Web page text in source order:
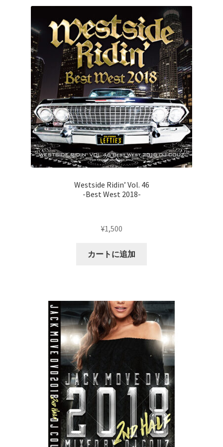
Westside Ridin’ Vol. 46
-Best West 2018-
¥1,500
カートに追加